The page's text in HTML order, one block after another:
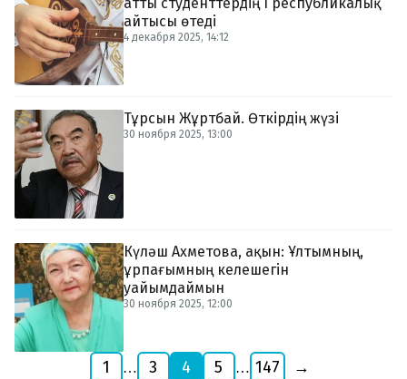
4 декабря 2025, 14:12
айтысы өтеді
30 ноября 2025, 13:00
Тұрсын Жұртбай. Өткірдің жүзі
30 ноября 2025, 12:00
Күләш Ахметова, ақын: Ұлтымның,
ұрпағымның келешегін
уайымдаймын
1 … 3 4 5 … 147 →